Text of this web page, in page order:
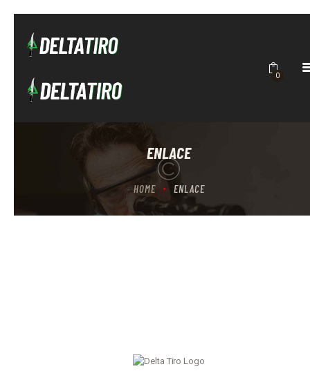
0
ENLACE
HOME ENLACE
DELTATIRO
ACADEMIA
CONTACTO
BRUTALITY